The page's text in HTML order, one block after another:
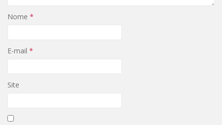
Nome *
E-mail *
Site